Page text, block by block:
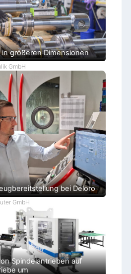
in größeren Dimensionen
GmbH
bei Deloro
GmbH
Spindelantrieben auf
um